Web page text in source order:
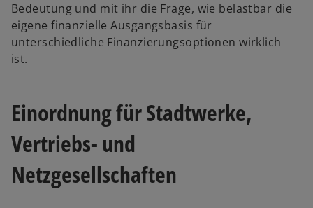
Bedeutung und mit ihr die Frage, wie belastbar die
eigene finanzielle Ausgangsbasis für
unterschiedliche Finanzierungsoptionen wirklich
ist.
Einordnung für Stadtwerke,
Vertriebs- und
Netzgesellschaften